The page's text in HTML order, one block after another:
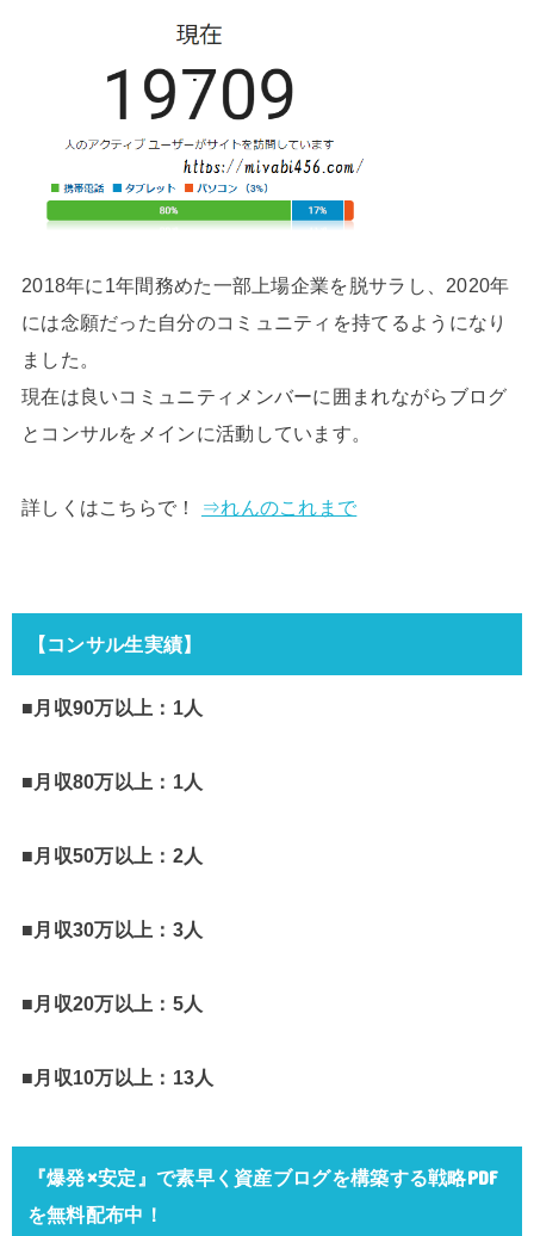
2018年に1年間務めた一部上場企業を脱サラし、2020年
には念願だった自分のコミュニティを持てるようになり
ました。
現在は良いコミュニティメンバーに囲まれながらブログ
とコンサルをメインに活動しています。
詳しくはこちらで！ ⇒れんのこれまで
【コンサル生実績】
■月収90万以上：1人
■月収80万以上：1人
■月収50万以上：2人
■月収30万以上：3人
■月収20万以上：5人
■月収10万以上：13人
『爆発×安定』で素早く資産ブログを構築する戦略PDF
を無料配布中！